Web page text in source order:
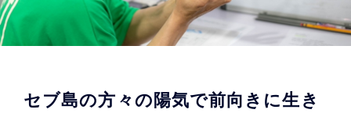
セブ島の方々の陽気で前向きに生き